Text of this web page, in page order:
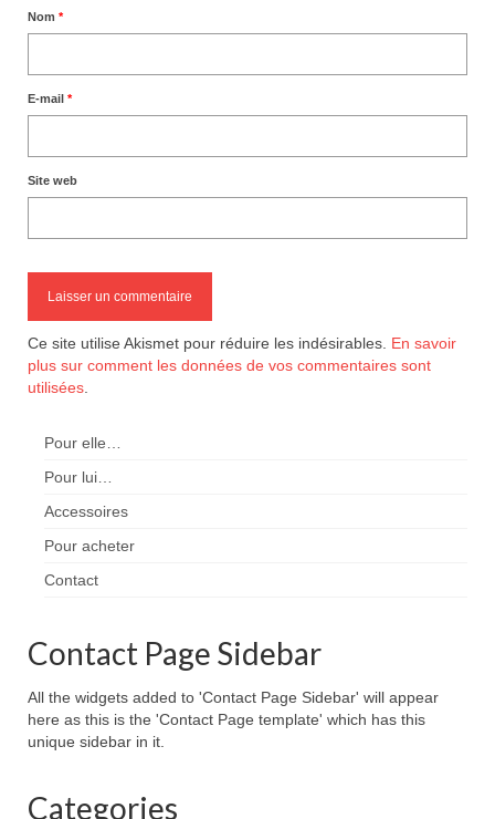
Nom *
E-mail *
Site web
Ce site utilise Akismet pour réduire les indésirables. En savoir
plus sur comment les données de vos commentaires sont
utilisées
Pour elle…
Pour lui…
Accessoires
Pour acheter
Contact
Contact Page Sidebar
All the widgets added to 'Contact Page Sidebar' will appear
here as this is the 'Contact Page template' which has this
unique sidebar in it.
Categories